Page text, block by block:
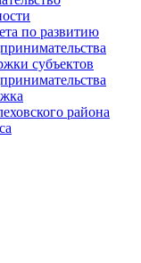
по развитию
субъектов
района